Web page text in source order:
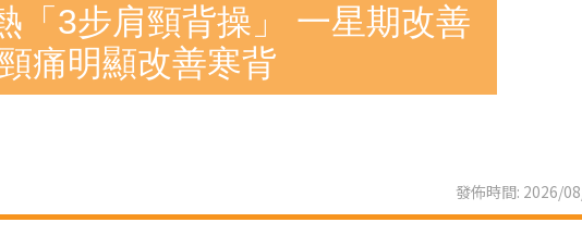
「3步肩頸背操」 一星期改善
痛明顯改善寒背
發佈時間: 2026/